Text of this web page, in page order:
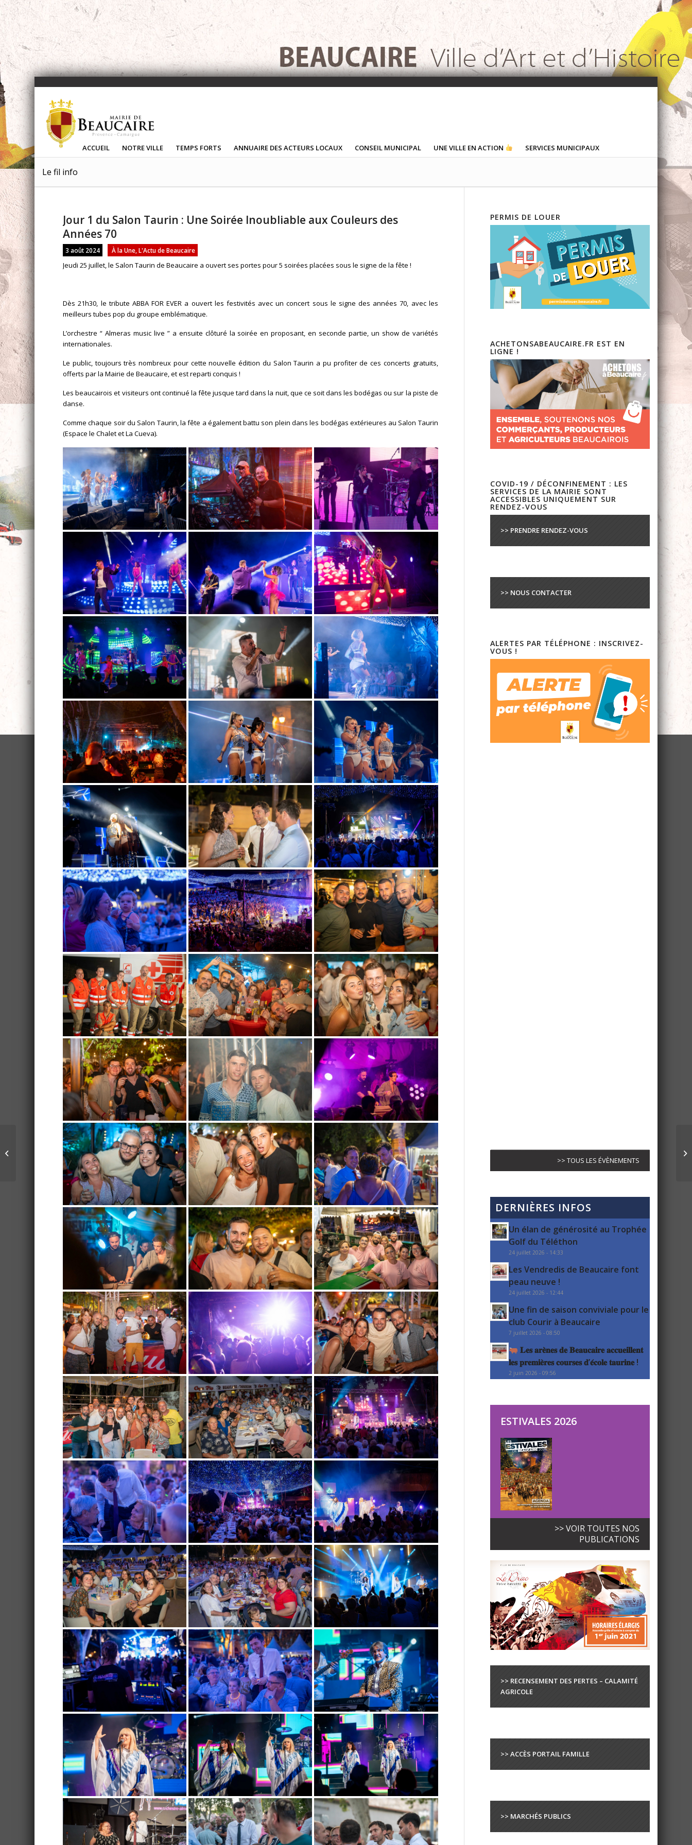
ACCUEIL NOTRE VILLE TEMPS FORTS ANNUAIRE DES ACTEURS LOCAUX CONSEIL MUNICIPAL UNE VILLE EN ACTION SERVICES MUNICIPAUX
Le fil info
Jour 1 du Salon Taurin : Une Soirée Inoubliable aux Couleurs des
Années 70
3 août 2024 À la Une ,L'Actu de Beaucaire
Jeudi 25 juillet, le Salon Taurin de Beaucaire a ouvert ses portes pour 5 soirées placées sous le signe de la fête !
Dès 21h30, le tribute ABBA FOR EVER a ouvert les festivités avec un concert sous le signe des années 70, avec les
meilleurs tubes pop du groupe emblématique.
L’orchestre “ Almeras music live ” a ensuite clôturé la soirée en proposant, en seconde partie, un show de variétés
internationales.
Le public, toujours très nombreux pour cette nouvelle édition du Salon Taurin a pu profiter de ces concerts gratuits,
offerts par la Mairie de Beaucaire, et est reparti conquis !
Les beaucairois et visiteurs ont continué la fête jusque tard dans la nuit, que ce soit dans les bodégas ou sur la piste de
danse.
Comme chaque soir du Salon Taurin, la fête a également battu son plein dans les bodégas extérieures au Salon Taurin
(Espace le Chalet et La Cueva).
PERMIS DE LOUER
ACHETONSABEAUCAIRE.FR EST EN
LIGNE !
COVID-19 / DÉCONFINEMENT : LES
SERVICES DE LA MAIRIE SONT
ACCESSIBLES UNIQUEMENT SUR
RENDEZ-VOUS
>> PRENDRE RENDEZ-VOUS
>> NOUS CONTACTER
ALERTES PAR TÉLÉPHONE : INSCRIVEZ-
VOUS !
>> TOUS LES ÉVÈNEMENTS
DERNIÈRES INFOS
Un élan de générosité au Trophée
Golf du Téléthon
24 juillet 2026 - 14:33
Les Vendredis de Beaucaire font
peau neuve !
24 juillet 2026 - 12:44
Une fin de saison conviviale pour le
club Courir à Beaucaire
7 juillet 2026 - 08:50
𝐋𝐞𝐬 𝐚𝐫𝐞̀𝐧𝐞𝐬 𝐝𝐞 𝐁𝐞𝐚𝐮𝐜𝐚𝐢𝐫𝐞 𝐚𝐜𝐜𝐮𝐞𝐢𝐥𝐥𝐞𝐧𝐭
𝐥𝐞𝐬 𝐩𝐫𝐞𝐦𝐢𝐞̀𝐫𝐞𝐬 𝐜𝐨𝐮𝐫𝐬𝐞𝐬 𝐝’𝐞́𝐜𝐨𝐥𝐞 𝐭𝐚𝐮𝐫𝐢𝐧𝐞 !
2 juin 2026 - 09:56
ESTIVALES 2026
>> VOIR TOUTES NOS
PUBLICATIONS
>> RECENSEMENT DES PERTES – CALAMITÉ
AGRICOLE
>> ACCÈS PORTAIL FAMILLE
>> MARCHÉS PUBLICS
De nombreux travaux
dans les écoles de
Beaucaire pendant